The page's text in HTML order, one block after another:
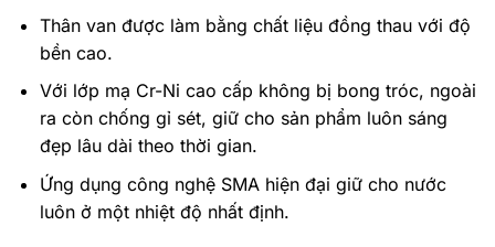
Thân van được làm bằng chất liệu đồng thau với độ
bền cao.
Với lớp mạ Cr-Ni cao cấp không bị bong tróc, ngoài
ra còn chống gỉ sét, giữ cho sản phẩm luôn sáng
đẹp lâu dài theo thời gian.
Ứng dụng công nghệ SMA hiện đại giữ cho nước
luôn ở một nhiệt độ nhất định.